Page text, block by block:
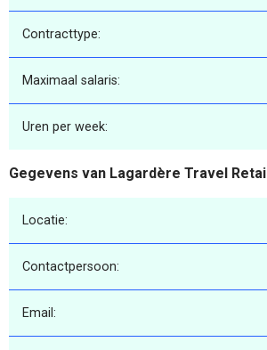
Contracttype:
Maximaal salaris:
Uren per week:
Gegevens van Lagardère Travel Retail
Locatie:
Contactpersoon:
Email: